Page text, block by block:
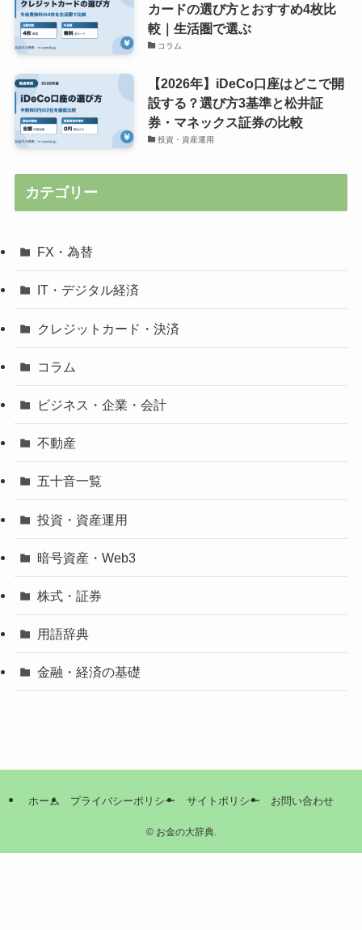
カードの選び方とおすすめ4枚比
較｜生活圏で選ぶ
コラム
【2026年】iDeCo口座はどこで開
設する？選び方3基準と松井証
券・マネックス証券の比較
投資・資産運用
カテゴリー
FX・為替
IT・デジタル経済
クレジットカード・決済
コラム
ビジネス・企業・会計
不動産
五十音一覧
投資・資産運用
暗号資産・Web3
株式・証券
用語辞典
金融・経済の基礎
ホーム プライバシーポリシー サイトポリシー お問い合わせ
©お金の大辞典.